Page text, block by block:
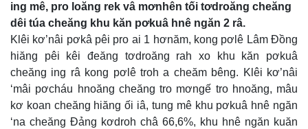
ing mê, pro loăng rek vâ mơnhên tối tơdroăng cheăng
dêi túa cheăng khu kăn pơkuâ hnê ngăn 2 râ.
Klêi kơ’nâi pơkâ pêi pro ai 1 hơnăm, kong pơlê Lâm Đồng
hiăng pêi kêi đeăng tơdroăng rah xo khu kăn pơkuâ
cheăng ing râ kong pơlê troh a cheăm bêng. Klêi kơ’nâi
‘mâi pơcháu hnoăng cheăng tro mơngế tro hnoăng, mâu
kơ koan cheăng hiăng ối iâ, tung mê khu pơkuâ hnê ngăn
‘na cheăng Đảng kơdroh châ 66,6%, khu hnê ngăn kuăn